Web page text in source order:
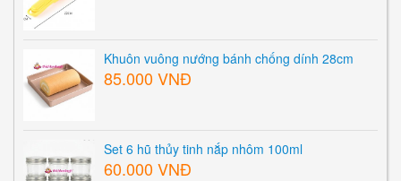
Khuôn vuông nướng bánh chống dính 28cm
85.000 VNĐ
Set 6 hũ thủy tinh nắp nhôm 100ml
60.000 VNĐ